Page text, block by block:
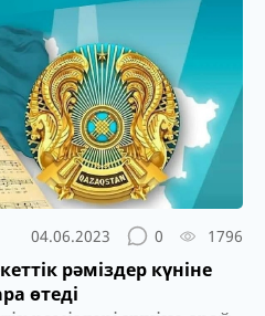
04.06.2023 0 1796
рәміздер күніне
өтеді